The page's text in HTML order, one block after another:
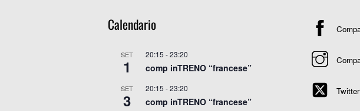
Calendario
SET
1
20:15 -23:20
comp inTRENO “francese”
SET
3
20:15 -23:20
comp inTRENO “francese”
Twitter